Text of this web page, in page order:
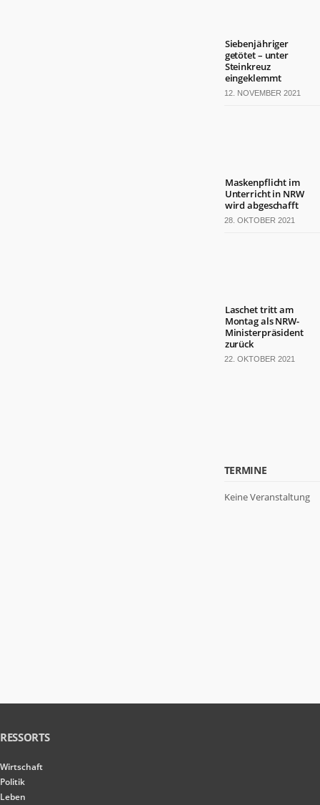
Siebenjähriger
getötet – unter
Steinkreuz
eingeklemmt
12. NOVEMBER 2021
Maskenpflicht im
Unterricht in NRW
wird abgeschafft
28. OKTOBER 2021
Laschet tritt am
Montag als NRW-
Ministerpräsident
zurück
22. OKTOBER 2021
TERMINE
Keine Veranstaltung
RESSORTS
Wirtschaft
Politik
Leben